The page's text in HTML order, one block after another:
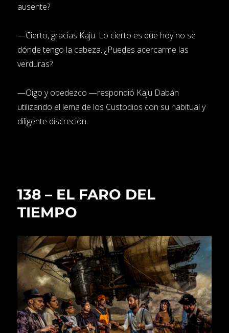
ausente?
—Cierto, gracias Kaju. Lo cierto es que hoy no se
dónde tengo la cabeza. ¿Puedes acercarme las
verduras?
—Oigo y obedezco —respondió Kaju Dabán
utilizando el lema de los Custodios con su habitual y
diligente discreción.
138 – EL FARO DEL
TIEMPO